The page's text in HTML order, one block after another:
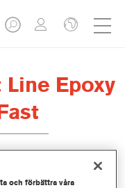
Epoxy
och förbättra våra